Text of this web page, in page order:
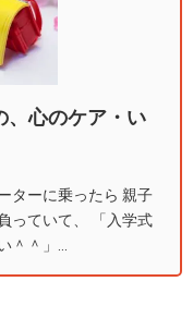
、心のケア・い
ターに乗ったら 親子
っていて、 「入学式
＾」...